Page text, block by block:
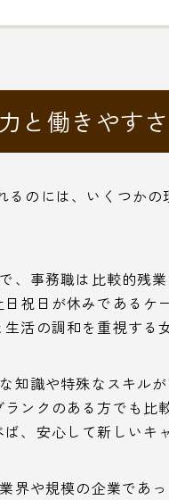
と働きやすさ
のには、いくつかの
、事務職は比較的残
祝日が休みであるケ
活の調和を重視する
知識や特殊なスキル
ンクのある方でも比
、安心して新しいキ
界や規模の企業であ